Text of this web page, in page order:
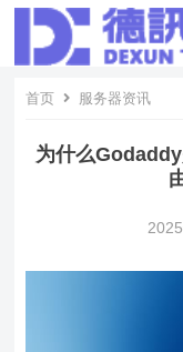
首页 服务器资讯
为什么